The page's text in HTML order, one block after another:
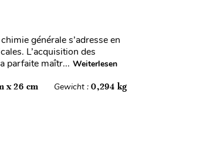
générale s’adresse en
L’acquisition des
parfaite maîtr... Weiterlesen
x 26 cm Gewicht :0,294 kg